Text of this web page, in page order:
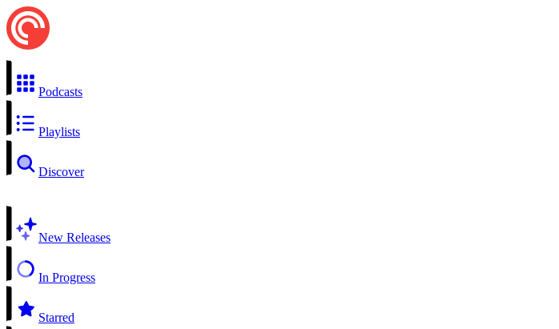
Podcasts
Playlists
Discover
New Releases
In Progress
Starred